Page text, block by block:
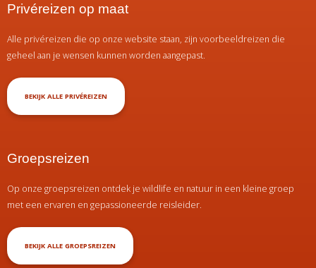
Privéreizen op maat
Alle privéreizen die op onze website staan, zijn voorbeeldreizen die
geheel aan je wensen kunnen worden aangepast.
BEKIJK ALLE PRIVÉREIZEN
Groepsreizen
Op onze groepsreizen ontdek je wildlife en natuur in een kleine groep
met een ervaren en gepassioneerde reisleider.
BEKIJK ALLE GROEPSREIZEN